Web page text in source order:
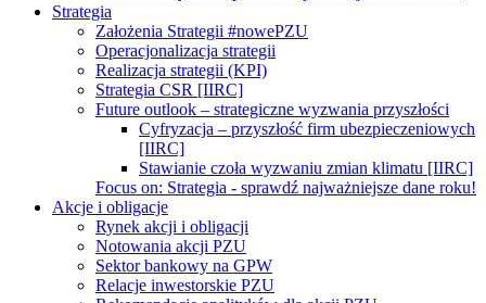
Strategia
Założenia Strategii #nowePZU
Operacjonalizacja strategii
Realizacja strategii (KPI)
Strategia CSR [IIRC]
Future outlook – strategiczne wyzwania przyszłości
Cyfryzacja – przyszłość firm ubezpieczeniowych
[IIRC]
Stawianie czoła wyzwaniu zmian klimatu [IIRC]
Focus on: Strategia - sprawdź najważniejsze dane roku!
Akcje i obligacje
Rynek akcji i obligacji
Notowania akcji PZU
Sektor bankowy na GPW
Relacje inwestorskie PZU